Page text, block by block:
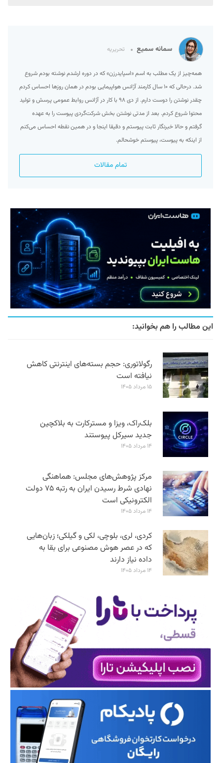
سمانه سمیع تحریریه
همه‌چیز از یک مطلب به اسم «اسپایدرزن» که در دوره ارشدم نوشته بودم شروع
شد. درحالی که ۱۰ سال کارمند آژانس هواپیمایی بودم در همان روزها احساس کردم
چقدر نوشتن را دوست دارم. از دی ۹۸ با کار در آژانس روابط عمومی پرسش و تولید
محتوا شروع کردم. بعد از مدتی نوشتن بخش شرکت‌گردی پیوست را به عهده
گرفتم و حالا خبرنگار ثابت پیوستم و دقیقا اینجا و در همین نقطه احساس می‌کنم
از اینکه به پیوست، پیوستم خوشحالم.
تمام مقالات
این مطالب را هم بخوانید:
رگولاتوری: حجم بسته‌های اینترنتی کاهش
نیافته است
۱۵ مرداد ۱۴۰۵
بلک‌راک، ویزا و مسترکارت به بلاکچین
جدید سیرکل پیوستند
۱۴ مرداد ۱۴۰۵
مرکز پژوهش‌های مجلس: هماهنگی
نهادی شرط رسیدن ایران به رتبه ۷۵ دولت
الکترونیکی است
۱۴ مرداد ۱۴۰۵
کردی، لری، بلوچی، لکی و گیلکی؛ زبان‌هایی
که در عصر هوش مصنوعی برای بقا به
داده نیاز دارند
۱۴ مرداد ۱۴۰۵